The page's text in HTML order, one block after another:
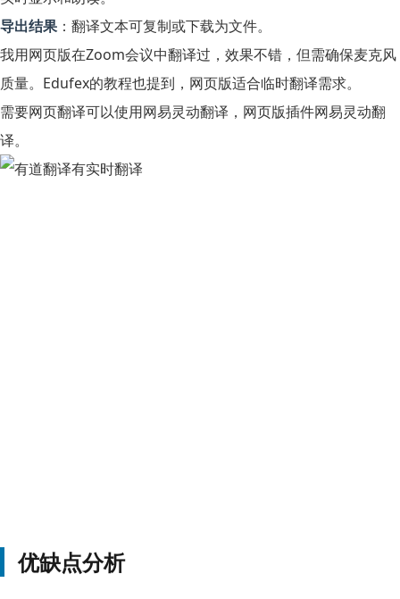
导出结果 ：翻译文本可复制或下载为文件。
我用网页版在Zoom会议中翻译过，效果不错，但需确保麦克风
质量。Edufex的教程也提到，网页版适合临时翻译需求。
需要网页翻译可以使用网易灵动翻译，网页版插件网易灵动翻
译。
优缺点分析